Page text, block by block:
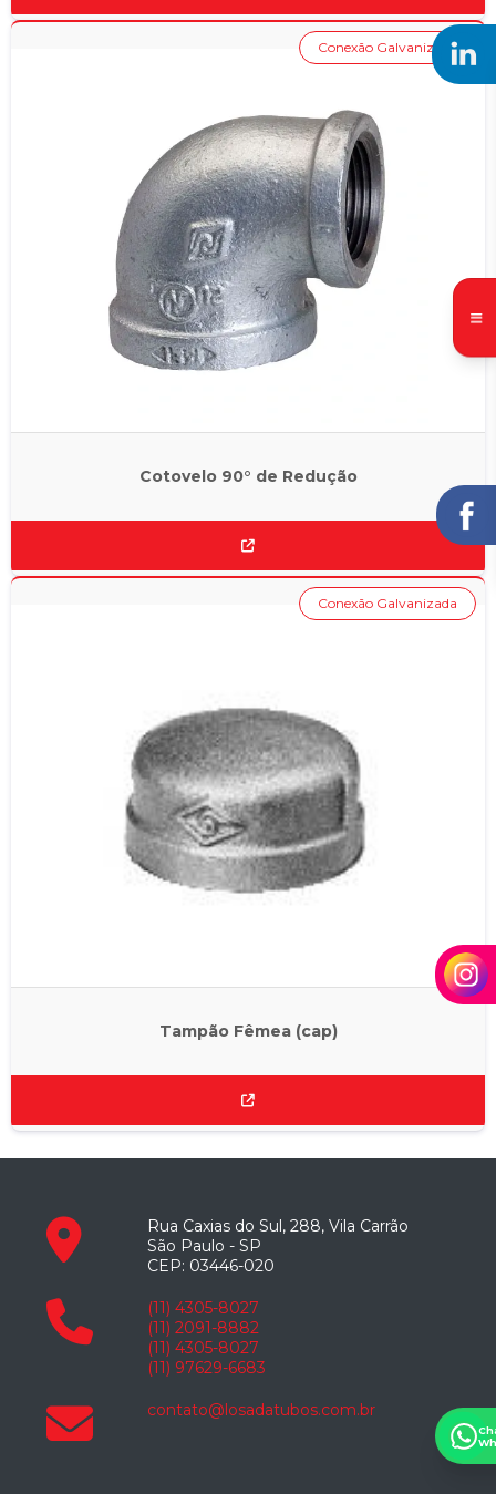
Cotovelo 90° de Redução
Conexão Galvanizada
Tampão Fêmea (cap)
Conexão Galvanizada
Rua Caxias do Sul, 288, Vila Carrão
São Paulo - SP
CEP: 03446-020
(11) 4305-8027
(11) 2091-8882
(11) 4305-8027
(11) 97629-6683
contato@losadatubos.com.br